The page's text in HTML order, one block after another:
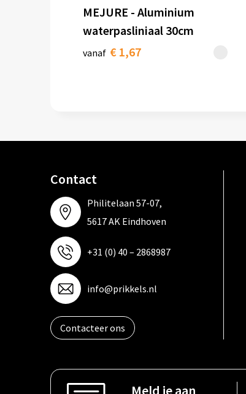
MEJURE - Aluminium
waterpasliniaal 30cm
vanaf € 1,67
Contact
Philitelaan 57-07,
5617 AK Eindhoven
+31 (0) 40 – 2868987
info@prikkels.nl
Contacteer ons
Meld je aan